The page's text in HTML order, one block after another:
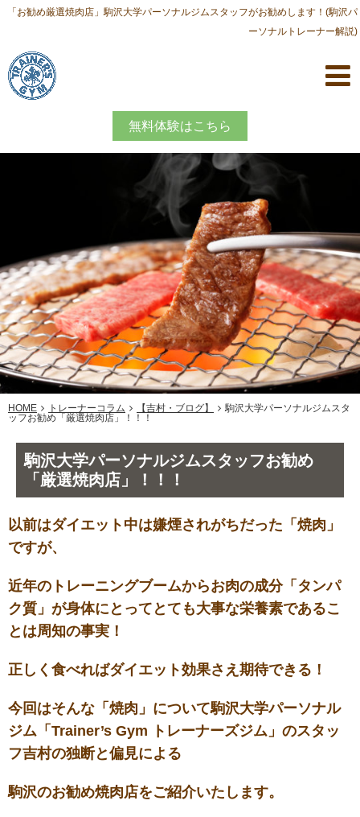
「お勧め厳選焼肉店」駒沢大学パーソナルジムスタッフがお勧めします！(駒沢パ
ーソナルトレーナー解説)
無料体験はこちら
HOME トレーナーコラム 【吉村・ブログ】
駒沢大学パーソナルジムスタ
ッフお勧め「厳選焼肉店」！！！
駒沢大学パーソナルジムスタッフお勧め
「厳選焼肉店」！！！
以前はダイエット中は嫌煙されがちだった「焼肉」
ですが、
近年のトレーニングブームからお肉の成分「タンパ
ク質」が身体にとってとても大事な栄養素であるこ
とは周知の事実！
正しく食べればダイエット効果さえ期待できる！
今回はそんな「焼肉」について駒沢大学パーソナル
ジム「Trainer’s Gym トレーナーズジム」のスタッ
フ吉村の独断と偏見による
駒沢のお勧め焼肉店をご紹介いたします。